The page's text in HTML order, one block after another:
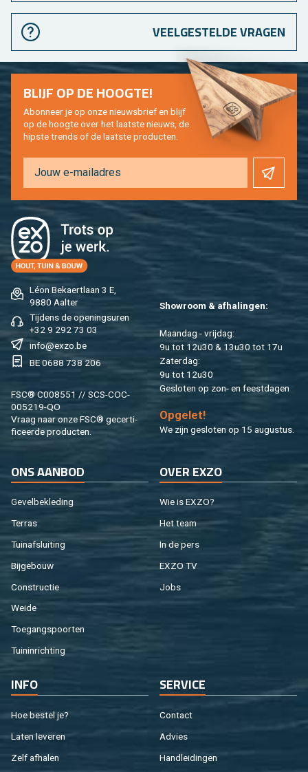
VEELGESTELDE VRAGEN
Léon Be­kaert­laan 3 E,
9880 Aal­ter
Tij­dens de ope­nings­uren
+32 9 292 73 03
info@​exzo.​be
BE 0688 738 206
FSC® C008551 // SCS-COC-
005219-QO
Vraag naar onze FSC® ge­cer­ti­
fi­ceer­de pro­duc­ten.
Show­room & af­ha­lin­gen:
Maan­dag - vrij­dag:
9u tot 12u30 & 13u30 tot 17u
Za­ter­dag:
9u tot 12u30
Ge­slo­ten op zon- en feest­da­gen
Op­ge­let!
We zijn ge­slo­ten op 15 au­gus­tus.
BLIJF OP DE HOOG­TE!
Abon­neer je op onze nieuws­brief en blijf
op de hoog­te over het laat­ste nieuws, de
hip­s­te trends of de laat­ste pro­duc­ten.
ONS AAN­BOD
Ge­vel­be­kle­ding
Ter­ras
Tuin­af­slui­ting
Bij­ge­bouw
Con­struc­tie
Weide
Toe­gangs­poor­ten
Tuin­in­rich­ting
OVER EXZO
Wie is EXZO?
Het team
In de pers
EXZO TV
Jobs
INFO
Hoe be­stel je?
Laten le­ve­ren
Zelf af­ha­len
SER­VI­CE
Con­tact
Ad­vies
Hand­lei­din­gen